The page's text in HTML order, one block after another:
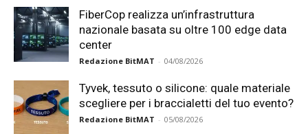
FiberCop realizza un’infrastruttura
nazionale basata su oltre 100 edge data
center
Redazione BitMAT - 04/08/2026
Tyvek, tessuto o silicone: quale materiale
scegliere per i braccialetti del tuo evento?
Redazione BitMAT - 05/08/2026